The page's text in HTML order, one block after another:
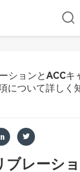
ションとACCキ
について詳しく
ブレーシ